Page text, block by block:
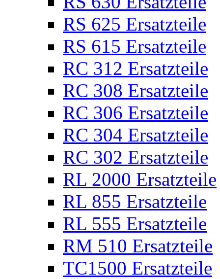
RS 625 Ersatzteile
RS 615 Ersatzteile
RC 312 Ersatzteile
RC 308 Ersatzteile
RC 306 Ersatzteile
RC 304 Ersatzteile
RC 302 Ersatzteile
RL 2000 Ersatzteile
RL 855 Ersatzteile
RL 555 Ersatzteile
RM 510 Ersatzteile
TC1500 Ersatzteile